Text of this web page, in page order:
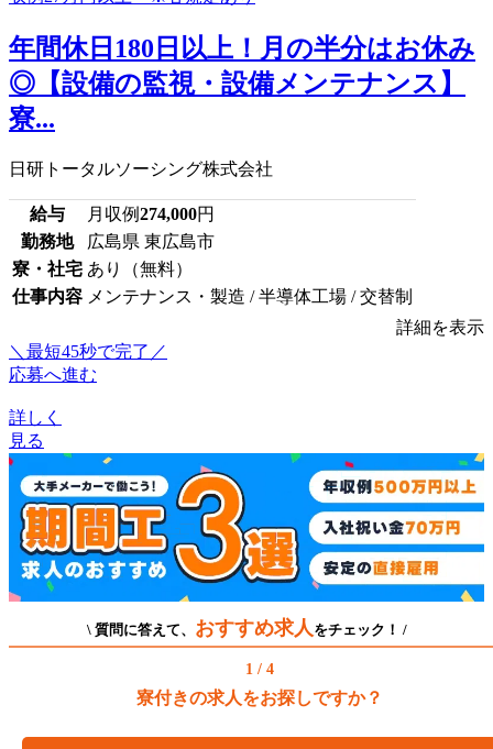
年間休日180日以上！月の半分はお休み
◎【設備の監視・設備メンテナンス】
寮...
日研トータルソーシング株式会社
給与 月収例274,000円
勤務地
広島県 東広島市
寮・社宅 あり（無料）
仕事内容 メンテナンス・製造 / 半導体工場 / 交替制
詳細を表示
＼最短45秒で完了／
応募へ進む
詳しく
見る
\ 質問に答えて、 おすすめ求人 をチェック！ /
1 / 4
寮付きの求人をお探しですか？